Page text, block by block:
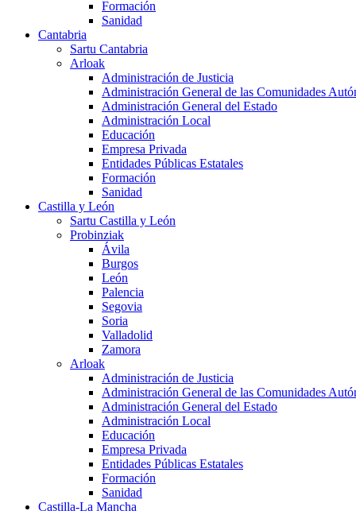
Formación
Sanidad
Cantabria
Sartu Cantabria
Arloak
Administración de Justicia
Administración General de las Comunidades
Administración General del Estado
Administración Local
Educación
Empresa Privada
Entidades Públicas Estatales
Formación
Sanidad
Castilla y León
Sartu Castilla y León
Probinziak
Ávila
Burgos
León
Palencia
Segovia
Soria
Valladolid
Zamora
Arloak
Administración de Justicia
Administración General de las Comunidades
Administración General del Estado
Administración Local
Educación
Empresa Privada
Entidades Públicas Estatales
Formación
Sanidad
Castilla-La Mancha